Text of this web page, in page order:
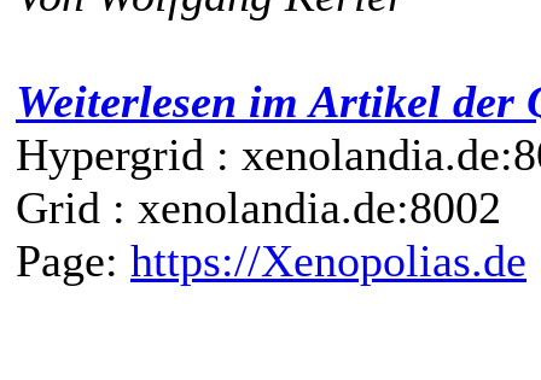
Weiterlesen im Artikel der
Hypergrid :
Grid : xenolandia.de:8002
Page: https://Xenopolias.de